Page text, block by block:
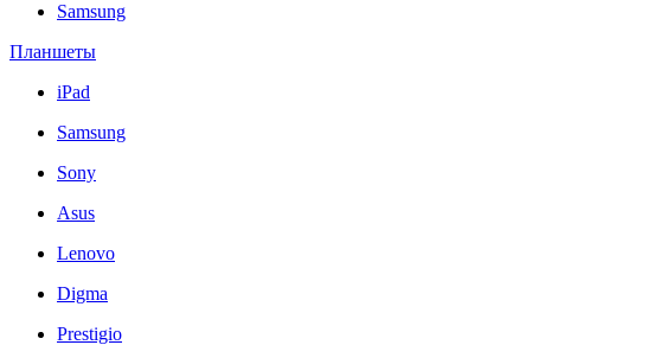
Samsung
Планшеты
iPad
Samsung
Sony
Asus
Lenovo
Digma
Prestigio